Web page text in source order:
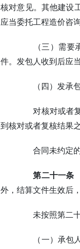
核对意见。其他建设
应当委托工程造价咨
（三）需要承
件。发包人收到后应
（四）发承包
对核对或者复
到核对或者复核结果
合同未约定的
第二十一条
外，结算文件生效后
未按照第二十
（一）承包人